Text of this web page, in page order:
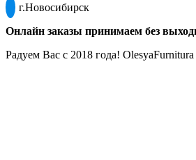
г.Новосибирск
Онлайн заказы принимаем без
Радуем Вас с 2018 года! OlesyaFurnitura